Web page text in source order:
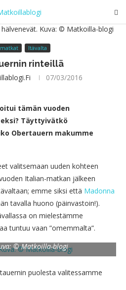
Itävalta
rinteillä
07/03/2016
tämän vuoden
Täyttyivätkö
Obertauern makumme
valitsemaan uuden kohteen
Italian-matkan jälkeen
emme siksi että Madonna
tavalla huono (päinvastoin!).
on mielestämme
tuntuu vaan ”omemmalta”.
© Matkoilla-blogi
puolesta valitessamme